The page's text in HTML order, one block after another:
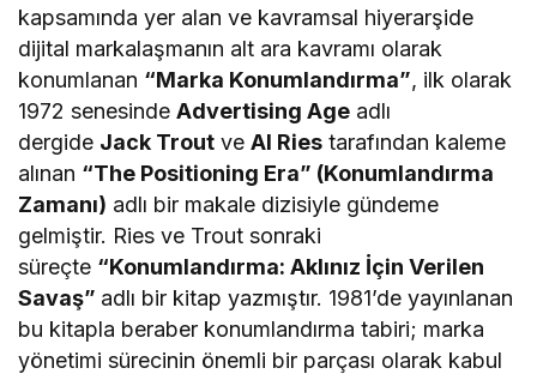
kapsamında yer alan ve kavramsal hiyerarşide
dijital markalaşmanın alt ara kavramı olarak
konumlanan “Marka Konumlandırma”, ilk olarak
1972 senesindeAdvertising Age adlı
dergide Jack Trout veAl Ries tarafından kaleme
alınan “The Positioning Era” (Konumlandırma
Zamanı) adlı bir makale dizisiyle gündeme
gelmiştir. Ries ve Trout sonraki
süreçte “Konumlandırma: Aklınız İçin Verilen
Savaş” adlı bir kitap yazmıştır. 1981’de yayınlanan
bu kitapla beraber konumlandırma tabiri; marka
yönetimi sürecinin önemli bir parçası olarak kabul